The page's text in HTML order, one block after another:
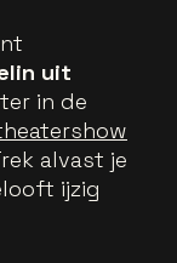
uit
in de
alvast je
ijzig